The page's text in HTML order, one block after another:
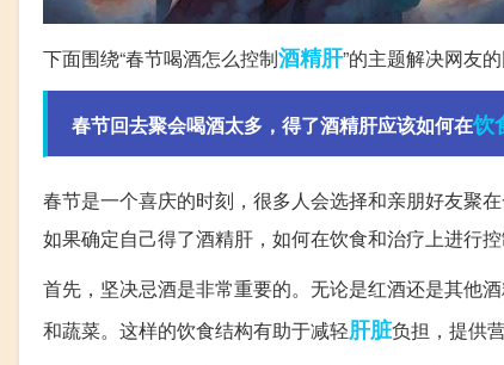
下面围绕“春节喝酒怎么控制酒精肝”的主题解决网友
春节回去聚会喝酒太多，得了酒精肝应该如何在饮
春节是一个喜庆的时刻，很多人会选择和亲朋好友聚
如果确定自己得了酒精肝，如何在饮食和治疗上进行
首先，坚决忌酒是非常重要的。无论是红酒还是其他
和蔬菜。这样的饮食结构有助于减轻肝脏负担，提供